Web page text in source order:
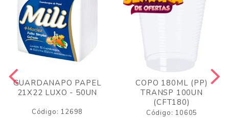
GUARDANAPO PAPEL
21X22 LUXO - 50UN
Código: 12698
COPO 180ML (PP)
TRANSP 100UN
(CFT180)
Código: 10605